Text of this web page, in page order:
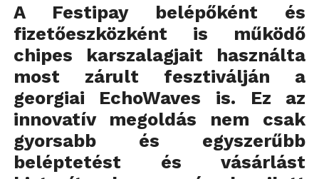
A Festipaybelépőként és
fizetőeszközként is működő
chipes karszalagjait használta
most zárult fesztiválján a
georgiai EchoWaves is. Ez az
innovatív megoldás nem csak
gyorsabb és egyszerűbb
beléptetést és vásárlást